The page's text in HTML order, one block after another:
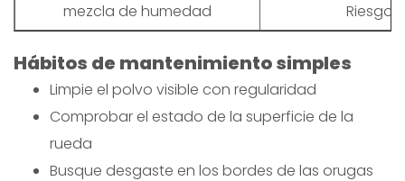
mezcla de humedad
Riesgo
Hábitos de mantenimiento simples
Limpie el polvo visible con regularidad
Comprobar el estado de la superficie de la
rueda
Busque desgaste en los bordes de las orugas